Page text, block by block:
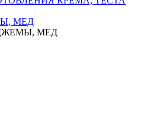
МЕД
МЕД